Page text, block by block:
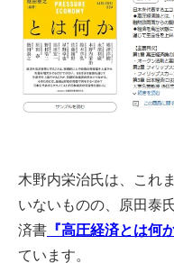
木野内栄治氏は、これ
いないものの、原田泰
済書 『高圧経済とは何か
ています。